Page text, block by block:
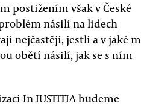
postižením však v České
násilí na lidech
nejčastěji, jestli a v jaké
obětí násilí, jak se s ním
In IUSTITIA budeme